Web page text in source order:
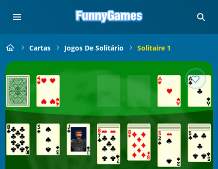
Cartas Jogos De Solitário Solitaire 1